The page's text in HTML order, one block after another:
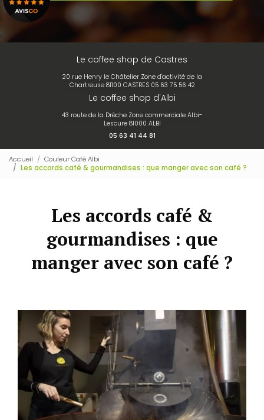
Le coffee shop de Castres
20 rue Henry le Châtelier Zone d'activité de la
Chartreuse 81100 CASTRES 05 63 75 56 42
Le coffee shop d'Albi
43 route de la Drêche Zone commerciale Albi-
Lescure 81000 ALBI
05 63 41 44 81
Accueil
Couleur Café Albi
Les accords café & gourmandises : que manger avec son café ?
Les accords café &
gourmandises : que
manger avec son café ?